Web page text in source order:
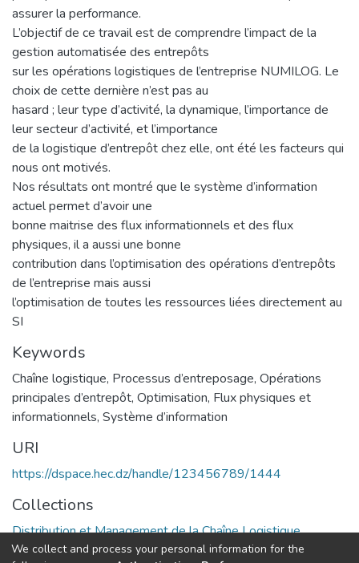
assurer la performance.
L’objectif de ce travail est de comprendre l’impact de la
gestion automatisée des entrepôts
sur les opérations logistiques de l’entreprise NUMILOG. Le
choix de cette dernière n’est pas au
hasard ; leur type d’activité, la dynamique, l’importance de
leur secteur d’activité, et l’importance
de la logistique d’entrepôt chez elle, ont été les facteurs qui
nous ont motivés.
Nos résultats ont montré que le système d’information
actuel permet d’avoir une
bonne maitrise des flux informationnels et des flux
physiques, il a aussi une bonne
contribution dans l’optimisation des opérations d’entrepôts
de l’entreprise mais aussi
l’optimisation de toutes les ressources liées directement au
SI
Keywords
Chaîne logistique, Processus d’entreposage, Opérations
principales d’entrepôt, Optimisation, Flux physiques et
informationnels, Système d’information
URI
https://dspace.hec.dz/handle/123456789/1444
Collections
Distribution et Management de la Chaîne Logistique
We collect and process your personal information for the